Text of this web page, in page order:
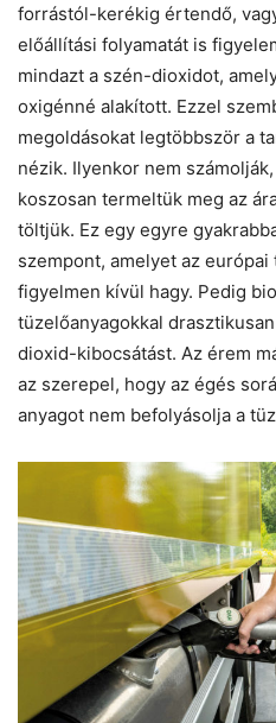
forrástól-kerékig értendő,
előállítási folyamatát is
mindazt a szén-dioxidot,
oxigénné alakított. Ezzel
megoldásokat legtöbbször a
nézik. Ilyenkor nem
koszosan termeltük meg az
töltjük. Ez egy egyre
szempont, amelyet az
figyelmen kívül hagy. Pedig
tüzelőanyagokkal
dioxid-kibocsátást. Az érem
az szerepel, hogy az égés
anyagot nem befolyásolja a